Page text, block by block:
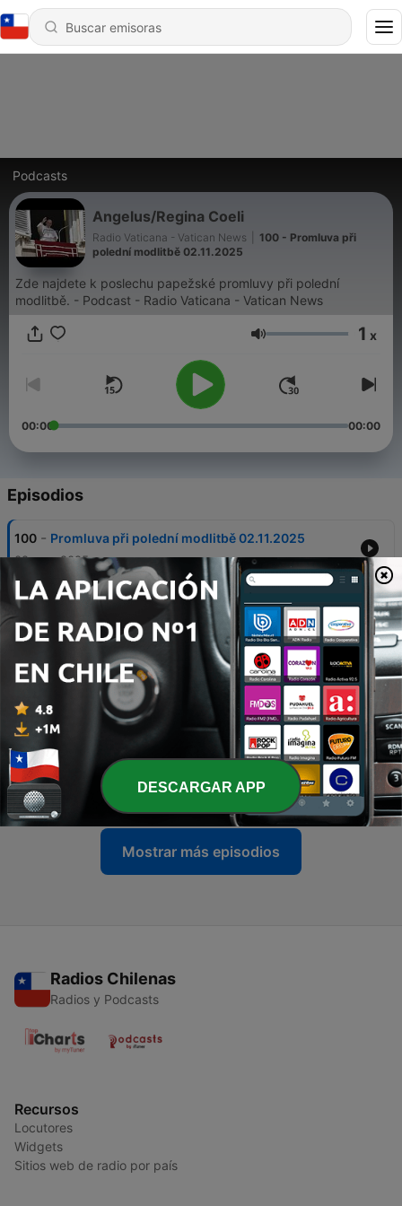
Podcasts
Angelus/Regina Coeli
Radio Vaticana - Vatican News
100 - Promluva při
polední modlitbě 02.11.2025
Zde najdete k poslechu papežské promluvy při polední
modlitbě. - Podcast - Radio Vaticana - Vatican News
Volumen 1 x
00:00 00:00
Episodios
100 - Promluva při polední modlitbě 02.11.2025
02 nov. 2025
99 - Promluva při polední modlitbě 26.10.2025
Promluva při polední modlitbě 19.10.2025
19 oct. 2025
97 - Promluva při polední modlitbě 12.10.2025
12 oct. 2025
96 - Promluva při polední modlitbě 05.10.2025
05 oct. 2025
Mostrar más episodios
Radios Chilenas
Radios y Podcasts
Recursos
Locutores
Widgets
Sitios web de radio por país
DESCARGAR APP